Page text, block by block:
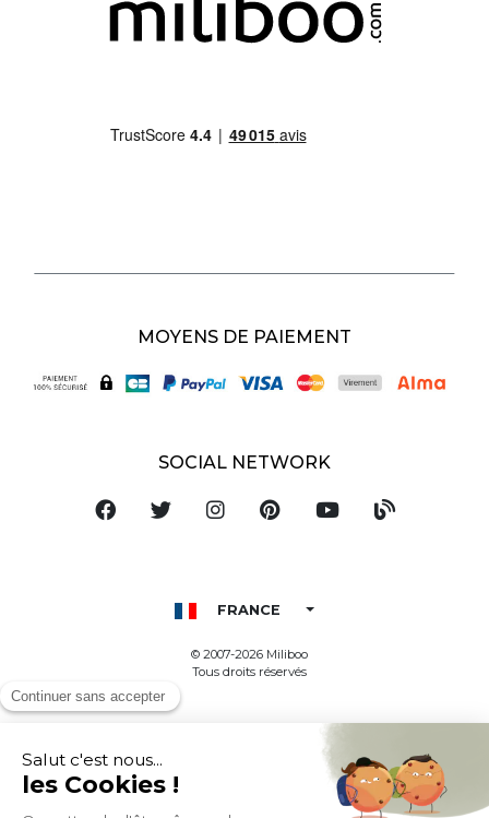
MOYENS DE PAIEMENT
SOCIAL NETWORK
FRANCE
© 2007-2026 Miliboo
Tous droits réservés